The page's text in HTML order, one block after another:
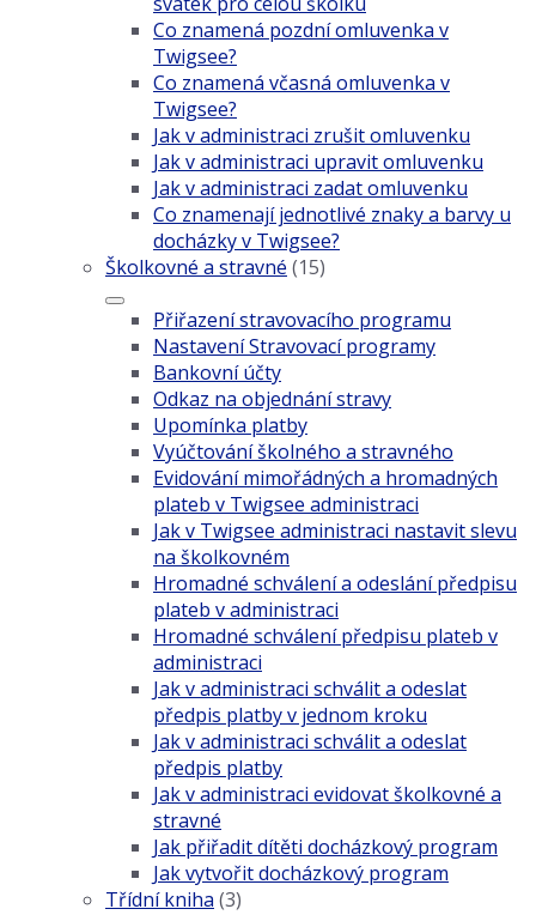
Co znamená pozdní omluvenka v
Twigsee?
Co znamená včasná omluvenka v
Twigsee?
Jak v administraci zrušit omluvenku
Jak v administraci upravit omluvenku
Jak v administraci zadat omluvenku
Co znamenají jednotlivé znaky a barvy u
docházky v Twigsee?
Školkovné a stravné (15)
Přiřazení stravovacího programu
Nastavení Stravovací programy
Bankovní účty
Odkaz na objednání stravy
Upomínka platby
Vyúčtování školného a stravného
Evidování mimořádných a hromadných
plateb v Twigsee administraci
Jak v Twigsee administraci nastavit slevu
na školkovném
Hromadné schválení a odeslání předpisu
plateb v administraci
Hromadné schválení předpisu plateb v
administraci
Jak v administraci schválit a odeslat
předpis platby v jednom kroku
Jak v administraci schválit a odeslat
předpis platby
Jak v administraci evidovat školkovné a
stravné
Jak přiřadit dítěti docházkový program
Jak vytvořit docházkový program
Třídní kniha (3)